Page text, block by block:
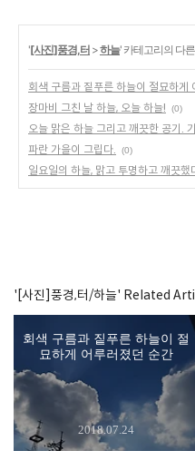
'[사진]풍경,터 >하늘' 카테고리의 다
회색 구름과 짙푸른 하늘이 절묘하게
장마비 그친 날 하늘, 오늘 하늘! (0)
오늘 맑은 하늘 그리고 깨끗한 공기.
파란 가을이 그립다. (0)
일요일의 하늘, 맑고 투명하고 깨끗했
'[사진]풍경,터/하늘' Related
회색 구름과 짙푸른 하늘이 절
묘하게 어루러졌던 순간
2018.07.24